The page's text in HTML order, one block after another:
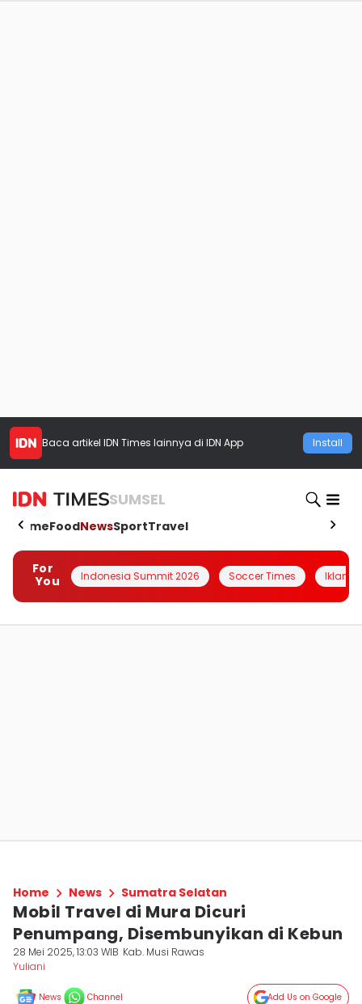
Baca artikel IDN Times lainnya di IDN App Install
SUMSEL
HomeFoodNewsSportTravel
For
You
Indonesia Summit 2026 Soccer Times Iklanin
Home News Sumatra Selatan
Mobil Travel di Mura Dicuri
Penumpang, Disembunyikan di Kebun
28 Mei 2025, 13:03 WIB Kab. Musi Rawas
Yuliani
News Channel Add Us on Google